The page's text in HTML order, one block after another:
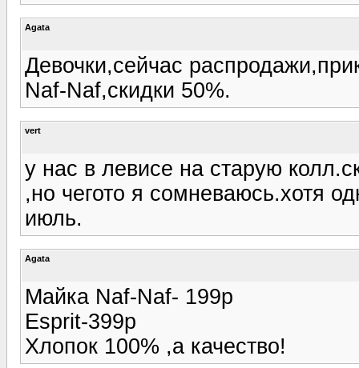
Agata
Девочки,сейчас
Naf-Naf,скидки 50%.
vert
у нас в левисе на старую
,но чегото я сомневаюсь.хотя
июль.
Agata
Майка Naf-Naf- 199р
Esprit-399р
Хлопок 100% ,а качество!